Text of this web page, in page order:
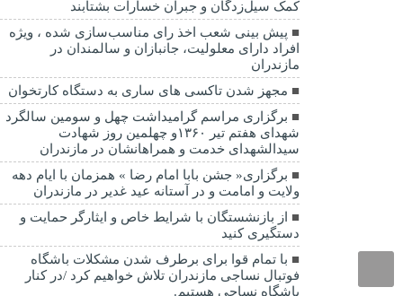
کمک سیل‌زدگان و جبران خسارات بشتابند
پیش بینی شعب اخذ رای مناسب‌سازی شده ، ویژه
افراد دارای معلولیت، جانبازان و سالمندان در
مازندران
مجهز شدن تاکسی های ساری به دستگاه کارتخوان
برگزاری مراسم گرامیداشت چهل و سومین سالگرد
شهدای هفتم تیر ۱۳۶۰و چهلمین روز شهادت
سیدالشهدای خدمت و همراهانشان در مازندران
برگزاری« جشن بابا امام رضا » همزمان با ایام دهه
ولایت و امامت و در آستانه عید غدیر در مازندران
از بازنشستگان با شرایط خاص و ایثارگر حمایت و
دستگیری کنید
با تمام قوا برای برطرف شدن مشکلات باشگاه
فوتبال نساجی مازندران تلاش خواهیم کرد /در کنار
باشگاه نساجی هستیم.